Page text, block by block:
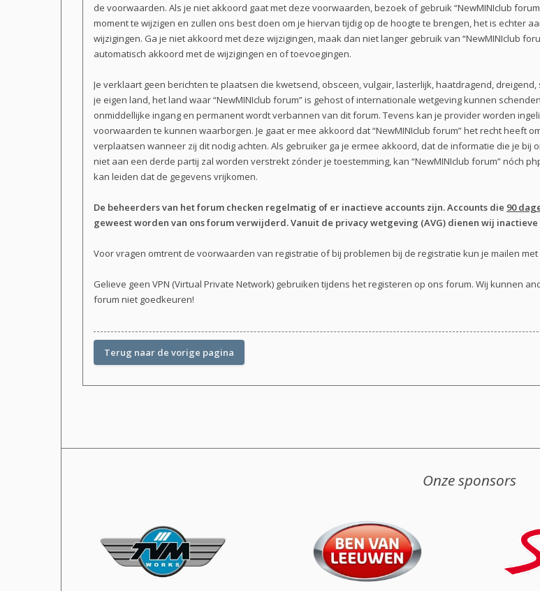
de voorwaarden. Als je niet akkoord gaat met deze voorwaarden, bezoek of gebruik “NewMINIclub
moment te wijzigen en zullen ons best doen om je hiervan tijdig op de hoogte te brengen, het is echter
wijzigingen. Ga je niet akkoord met deze wijzigingen, maak dan niet langer gebruik van “NewMINIclub
automatisch akkoord met de wijzigingen en of toevoegingen.
Je verklaart geen berichten te plaatsen die kwetsend, obsceen, vulgair, lasterlijk, haatdragend,
je eigen land, het land waar “NewMINIclub forum” is gehost of internationale wetgeving kunnen
onmiddellijke ingang en permanent wordt verbannen van dit forum. Tevens kan je provider worden
voorwaarden te kunnen waarborgen. Je gaat er mee akkoord dat “NewMINIclub forum” het recht heeft
verplaatsen wanneer zij dit nodig achten. Als gebruiker ga je ermee akkoord, dat de informatie die je
niet aan een derde partij zal worden verstrekt zónder je toestemming, kan “NewMINIclub forum” nóch
kan leiden dat de gegevens vrijkomen.
De beheerders van het forum checken regelmatig of er inactieve accounts zijn. Accounts die 90
geweest worden van ons forum verwijderd. Vanuit de privacy wetgeving (AVG) dienen wij
Voor vragen omtrent de voorwaarden van registratie of bij problemen bij de registratie kun je mailen met
Gelieve geen VPN (Virtual Private Network) gebruiken tijdens het registeren op ons forum. Wij kunnen
forum niet goedkeuren!
Terug naar de vorige pagina
Onze sponsors